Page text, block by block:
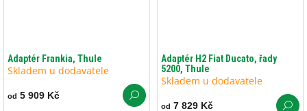
Adaptér Frankia, Thule
Skladem u dodavatele
od 5 909 Kč
Adaptér H2 Fiat Ducato, řady
5200, Thule
Skladem u dodavatele
od 7 829 Kč